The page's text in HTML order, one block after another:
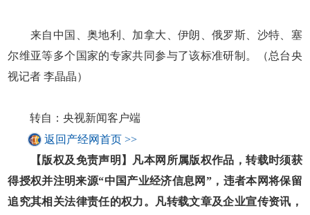
来自中国、奥地利、加拿大、伊朗、俄罗斯、沙特、塞
尔维亚等多个国家的专家共同参与了该标准研制。（总台央
视记者 李晶晶）
转自：央视新闻客户端
返回产经网首页 >>
【版权及免责声明】凡本网所属版权作品，转载时须获
得授权并注明来源“中国产业经济信息网”，违者本网将保留
追究其相关法律责任的权力。凡转载文章及企业宣传资讯，